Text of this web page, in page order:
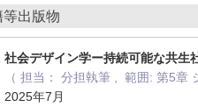
等出版物
社会デザイン学ー持続可能な共生
（ 担当： 分担執筆 , 範囲: 第5章
2025年7月